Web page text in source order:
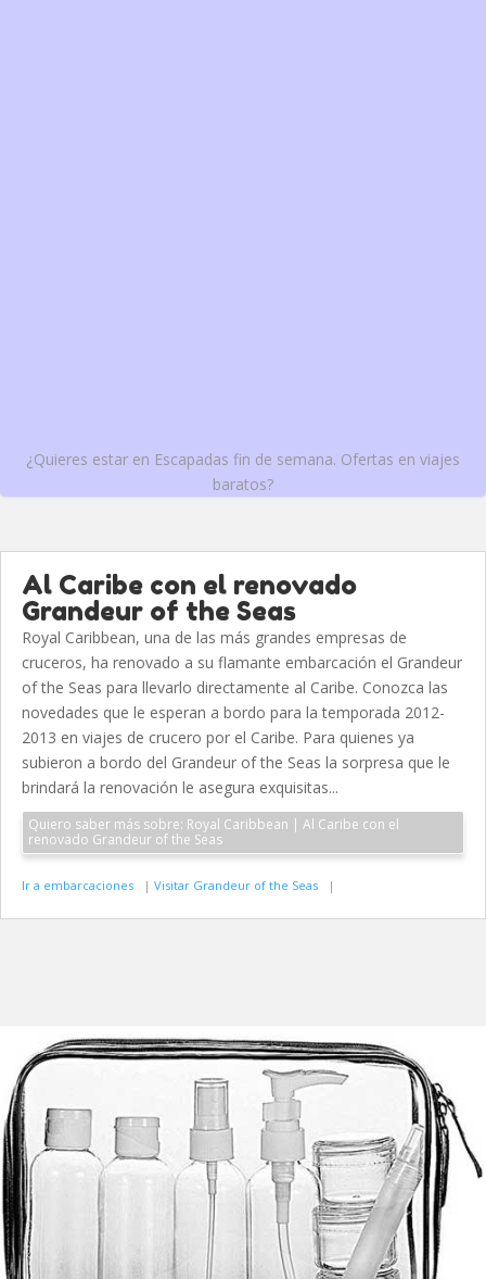
¿Quieres estar en Escapadas fin de semana. Ofertas en viajes
baratos?
Al Caribe con el renovado
Grandeur of the Seas
Royal Caribbean, una de las más grandes empresas de
cruceros, ha renovado a su flamante embarcación el Grandeur
of the Seas para llevarlo directamente al Caribe. Conozca las
novedades que le esperan a bordo para la temporada 2012-
2013 en viajes de crucero por el Caribe. Para quienes ya
subieron a bordo del Grandeur of the Seas la sorpresa que le
brindará la renovación le asegura exquisitas...
Quiero saber más sobre: Royal Caribbean | Al Caribe con el
renovado Grandeur of the Seas
Ir a embarcaciones | Visitar Grandeur of the Seas |